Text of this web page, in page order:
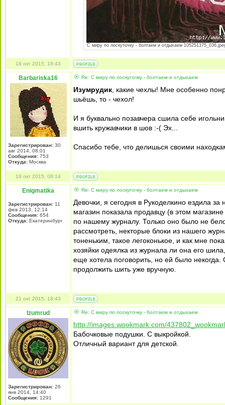
С миру по лоскуточку - болтаем и отдыхаем
18 окт 2015, 18:43
Barbariska16
Зарегистрирован: 30
авг 2014, 08:01
Сообщения: 753
Откуда: Москва
Re: С миру по лоскуточку - болтаем и отдыхаем
Изумрудик , какие чехлы! Мне особенно
шьёшь, то - чехол!
И я буквально позавчера сшила себе
вшить кружавчики в шов :-( Эх...
Спасибо тебе, что делишься своими
19 окт 2015, 08:14
Enigmatika
Зарегистрирован: 11
фев 2013, 12:14
Сообщения: 654
Откуда: Екатеринбург
Re: С миру по лоскуточку - болтаем и отдыхаем
Девочки, я сегодня в Рукоделкино ездила
магазин показала продавцу (в этом
по нашему журналу. Только оно было не
рассмотреть, некторые блоки из нашего
тоненьким, такое легоконькое, и как мне
хозяйки одеялка из журнала ли она его
еще хотела поговорить, но ей было
продолжить шить уже вручную.
21 окт 2015, 18:43
Izumrud
Зарегистрирован: 26
янв 2014, 14:40
Сообщения: 1291
Re: С миру по лоскуточку - болтаем и отдыхаем
http://images.wookmark.com/
Бабочковые подушки. С выкройкой.
Отличный вариант для детской.